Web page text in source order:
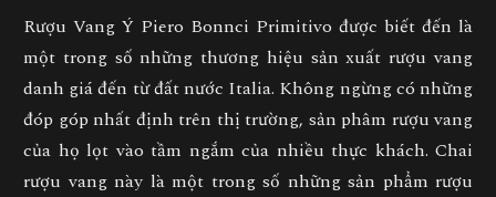
Rượu Vang Ý Piero Bonnci Primitivo được biết đến là
một trong số những thương hiệu sản xuất rượu vang
danh giá đến từ đất nước Italia. Không ngừng có những
đóp góp nhất định trên thị trường, sản phâm rượu vang
của họ lọt vào tầm ngắm của nhiều thực khách. Chai
rượu vang này là một trong số những sản phẩm rượu